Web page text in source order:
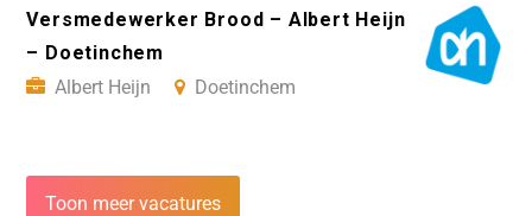
Versmedewerker Brood – Albert Heijn
– Doetinchem
Albert Heijn
Doetinchem
Toon meer vacatures